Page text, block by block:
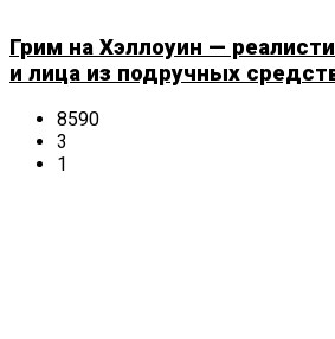
Грим на Хэллоуин —
и лица из подручных
8590
3
1